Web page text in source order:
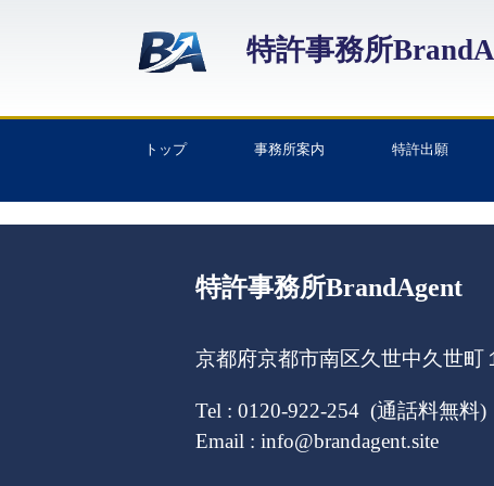
特許事務所
トップ 事務所案内 特許出願
特許事務所BrandAgent
京都府京都市南区久世中久世
Tel : 0120-922-254 (通話料無料)
Email : info@brandagent.site